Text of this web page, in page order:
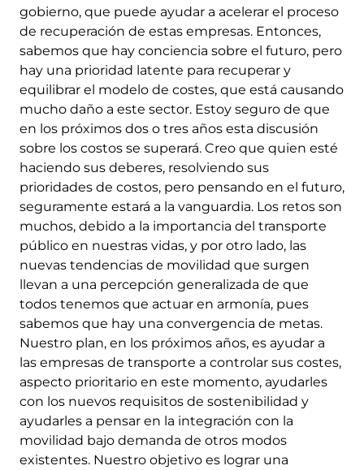
gobierno, que puede ayudar a acelerar el proceso
de recuperación de estas empresas. Entonces,
sabemos que hay conciencia sobre el futuro, pero
hay una prioridad latente para recuperar y
equilibrar el modelo de costes, que está causando
mucho daño a este sector. Estoy seguro de que
en los próximos dos o tres años esta discusión
sobre los costos se superará. Creo que quien esté
haciendo sus deberes, resolviendo sus
prioridades de costos, pero pensando en el futuro,
seguramente estará a la vanguardia. Los retos son
muchos, debido a la importancia del transporte
público en nuestras vidas, y por otro lado, las
nuevas tendencias de movilidad que surgen
llevan a una percepción generalizada de que
todos tenemos que actuar en armonía, pues
sabemos que hay una convergencia de metas.
Nuestro plan, en los próximos años, es ayudar a
las empresas de transporte a controlar sus costes,
aspecto prioritario en este momento, ayudarles
con los nuevos requisitos de sostenibilidad y
ayudarles a pensar en la integración con la
movilidad bajo demanda de otros modos
existentes. Nuestro objetivo es lograr una